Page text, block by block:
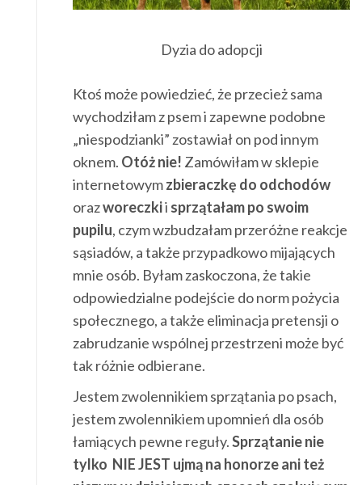
Dyzia do adopcji
Ktoś może powiedzieć, że przecież sama
wychodziłam z psem i zapewne podobne
„niespodzianki” zostawiał on pod innym
oknem. Otóż nie! Zamówiłam w sklepie
internetowymzbieraczkę do odchodów
orazworeczkii sprzątałam po swoim
pupilu, czym wzbudzałam przeróżne reakcje
sąsiadów, a także przypadkowo mijających
mnie osób. Byłam zaskoczona, że takie
odpowiedzialne podejście do norm pożycia
społecznego, a także eliminacja pretensji o
zabrudzanie wspólnej przestrzeni może być
tak różnie odbierane.
Jestem zwolennikiem sprzątania po psach,
jestem zwolennikiem upomnień dla osób
łamiących pewne reguły.Sprzątanie nie
tylko NIE JEST ujmą na honorze ani też